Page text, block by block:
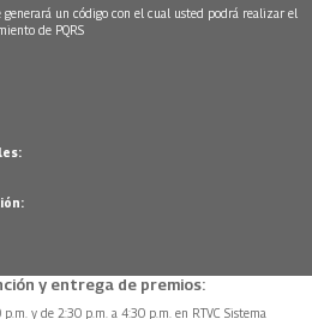
un código con el cual usted podrá realizar el
de PQRS
y entrega de premios:
y de 2:30 p.m. a 4:30 p.m. en RTVC Sistema